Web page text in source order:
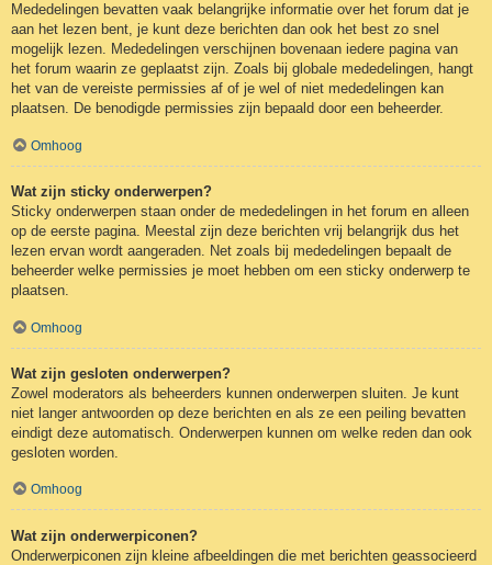
Mededelingen bevatten vaak belangrijke informatie over het forum dat je
aan het lezen bent, je kunt deze berichten dan ook het best zo snel
mogelijk lezen. Mededelingen verschijnen bovenaan iedere pagina van
het forum waarin ze geplaatst zijn. Zoals bij globale mededelingen, hangt
het van de vereiste permissies af of je wel of niet mededelingen kan
plaatsen. De benodigde permissies zijn bepaald door een beheerder.
Omhoog
Wat zijn sticky onderwerpen?
Sticky onderwerpen staan onder de mededelingen in het forum en alleen
op de eerste pagina. Meestal zijn deze berichten vrij belangrijk dus het
lezen ervan wordt aangeraden. Net zoals bij mededelingen bepaalt de
beheerder welke permissies je moet hebben om een sticky onderwerp te
plaatsen.
Omhoog
Wat zijn gesloten onderwerpen?
Zowel moderators als beheerders kunnen onderwerpen sluiten. Je kunt
niet langer antwoorden op deze berichten en als ze een peiling bevatten
eindigt deze automatisch. Onderwerpen kunnen om welke reden dan ook
gesloten worden.
Omhoog
Wat zijn onderwerpiconen?
Onderwerpiconen zijn kleine afbeeldingen die met berichten geassocieerd